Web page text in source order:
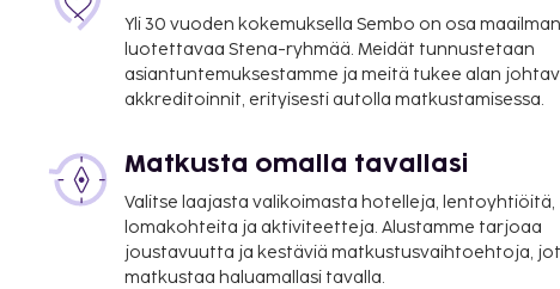
Yli 30 vuoden kokemuksella Sembo on osa
luotettavaa Stena-ryhmää. Meidät tunnustetaan
asiantuntemuksestamme ja meitä tukee alan
akkreditoinnit, erityisesti autolla matkustamisessa.
Matkusta omalla tavallasi
Valitse laajasta valikoimasta hotelleja, lentoyhtiöitä,
lomakohteita ja aktiviteetteja. Alustamme tarjoaa
joustavuutta ja kestäviä matkustusvaihtoehtoja,
matkustaa haluamallasi tavalla.